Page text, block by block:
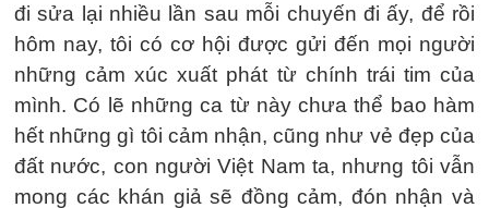
đi sửa lại nhiều lần sau mỗi chuyến đi ấy, để rồi
hôm nay, tôi có cơ hội được gửi đến mọi người
những cảm xúc xuất phát từ chính trái tim của
mình. Có lẽ những ca từ này chưa thể bao hàm
hết những gì tôi cảm nhận, cũng như vẻ đẹp của
đất nước, con người Việt Nam ta, nhưng tôi vẫn
mong các khán giả sẽ đồng cảm, đón nhận và